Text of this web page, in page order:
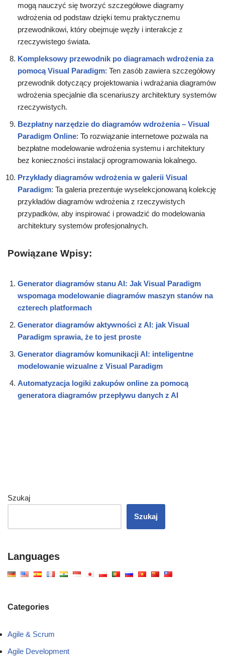
mogą nauczyć się tworzyć szczegółowe diagramy
wdrożenia od podstaw dzięki temu praktycznemu
przewodnikowi, który obejmuje węzły i interakcje z
rzeczywistego świata.
Kompleksowy przewodnik po diagramach wdrożenia za
pomocą Visual Paradigm: Ten zasób zawiera szczegółowy
przewodnik dotyczący projektowania i wdrażania diagramów
wdrożenia specjalnie dla scenariuszy architektury systemów
rzeczywistych.
Bezpłatny narzędzie do diagramów wdrożenia – Visual
Paradigm Online: To rozwiązanie internetowe pozwala na
bezpłatne modelowanie wdrożenia systemu i architektury
bez konieczności instalacji oprogramowania lokalnego.
Przykłady diagramów wdrożenia w galerii Visual
Paradigm: Ta galeria prezentuje wyselekcjonowaną kolekcję
przykładów diagramów wdrożenia z rzeczywistych
przypadków, aby inspirować i prowadzić do modelowania
architektury systemów profesjonalnych.
Powiązane Wpisy:
Generator diagramów stanu AI: Jak Visual Paradigm
wspomaga modelowanie diagramów maszyn stanów na
czterech platformach
Generator diagramów aktywności z AI: jak Visual
Paradigm sprawia, że to jest proste
Generator diagramów komunikacji AI: inteligentne
modelowanie wizualne z Visual Paradigm
Automatyzacja logiki zakupów online za pomocą
generatora diagramów przepływu danych z AI
Szukaj
Szukaj
Languages
Categories
Agile & Scrum
Agile Development